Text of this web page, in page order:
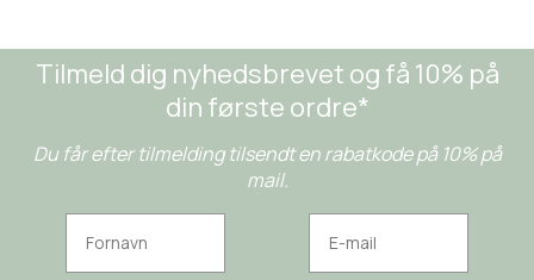
Tilmeld dig nyhedsbrevet og få 10% på
din første ordre*
Du får efter tilmelding tilsendt en rabatkode på 10% på
mail.